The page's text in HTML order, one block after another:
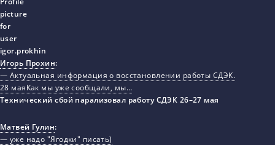
Игорь Прохин:
— Актуальная информация о восстановлении работы СДЭК.
28 маяКак мы уже сообщали, мы…
Технический сбой парализовал работу СДЭК 26–27 мая
Матвей Гулин:
— уже надо "Ягодки" писать)